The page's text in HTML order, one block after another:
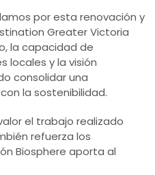
por esta renovación y
Greater Victoria
la capacidad de
locales y la visión
consolidar una
la sostenibilidad.
el trabajo realizado
refuerza los
Biosphere aporta al